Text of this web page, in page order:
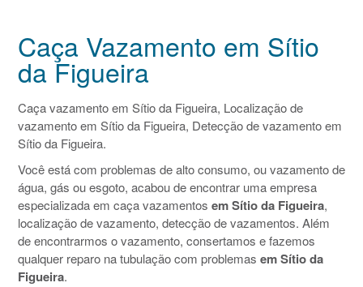
Caça Vazamento em Sítio
da Figueira
Caça vazamento em Sítio da Figueira, Localização de
vazamento em Sítio da Figueira, Detecção de vazamento em
Sítio da Figueira.
Você está com problemas de alto consumo, ou vazamento de
água, gás ou esgoto, acabou de encontrar uma empresa
especializada em caça vazamentos em Sítio da Figueira,
localização de vazamento, detecção de vazamentos. Além
de encontrarmos o vazamento, consertamos e fazemos
qualquer reparo na tubulação com problemas em Sítio da
Figueira.